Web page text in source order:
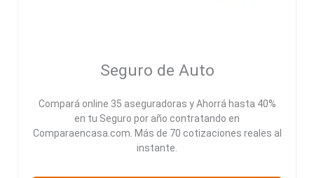
Seguro de Auto
Compará online 35 aseguradoras y Ahorrá hasta 40%
en tu Seguro por año contratando en
Comparaencasa.com. Más de 70 cotizaciones reales al
instante.